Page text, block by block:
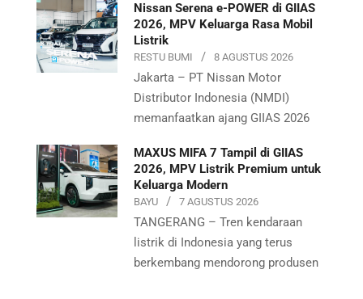
Nissan Serena e-POWER di GIIAS
2026, MPV Keluarga Rasa Mobil
Listrik
RESTU BUMI 8 AGUSTUS 2026
Jakarta – PT Nissan Motor
Distributor Indonesia (NMDI)
memanfaatkan ajang GIIAS 2026
MAXUS MIFA 7 Tampil di GIIAS
2026, MPV Listrik Premium untuk
Keluarga Modern
BAYU 7 AGUSTUS 2026
TANGERANG – Tren kendaraan
listrik di Indonesia yang terus
berkembang mendorong produsen